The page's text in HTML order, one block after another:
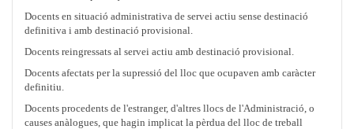
Docents en situació administrativa de servei actiu sense destinació
definitiva i amb destinació provisional.
Docents reingressats al servei actiu amb destinació provisional.
Docents afectats per la supressió del lloc que ocupaven amb caràcter
definitiu.
Docents procedents de l'estranger, d'altres llocs de l'Administració, o
causes anàlogues, que hagin implicat la pèrdua del lloc de treball